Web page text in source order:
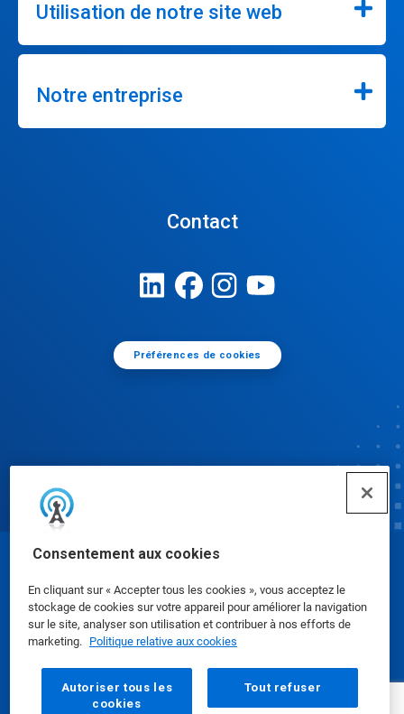
Consentement aux cookies
En cliquant sur « Accepter tous les cookies », vous acceptez le
stockage de cookies sur votre appareil pour améliorer la navigation
sur le site, analyser son utilisation et contribuer à nos efforts de
marketing. Politique relative aux cookies
Autoriser tous les
cookies
Tout refuser
Utilisation de notre site web
Notre entreprise
Contact
Préférences de cookies
Fiches de données de sécurité|Politique de
confidentialité|conditions d'utilisation